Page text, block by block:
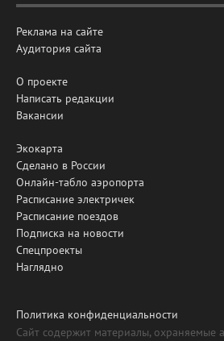
Реклама на сайте
Аудитория сайта
О проекте
Написать редакции
Вакансии
Экокарта
Сделано в России
Онлайн-табло аэропорта
Расписание электричек
Расписание поездов
Подписка на новости
Спецпроекты
Наглядно
Политика конфиденциальности
Сайт содержит материалы, охраняемые